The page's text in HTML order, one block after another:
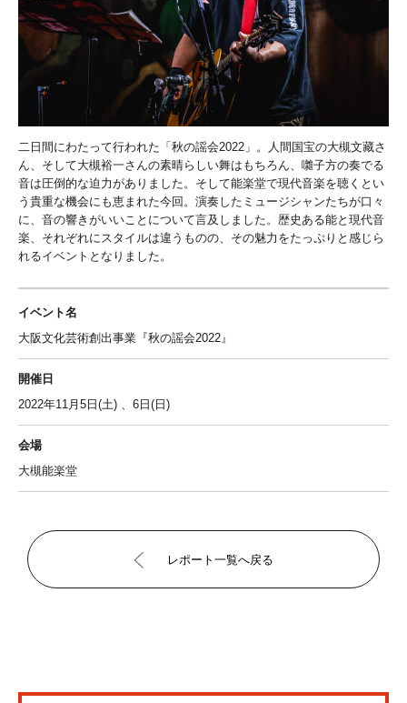
二日間にわたって行われた「秋の謡会2022」。人間国宝の大槻文藏さ
ん、そして大槻裕一さんの素晴らしい舞はもちろん、囃子方の奏でる
音は圧倒的な迫力がありました。そして能楽堂で現代音楽を聴くとい
う貴重な機会にも恵まれた今回。演奏したミュージシャンたちが口々
に、音の響きがいいことについて言及しました。歴史ある能と現代音
楽、それぞれにスタイルは違うものの、その魅力をたっぷりと感じら
れるイベントとなりました。
イベント名
大阪文化芸術創出事業『秋の謡会2022』
開催日
2022年11月5日(土) 、6日(日)
会場
大槻能楽堂
レポート一覧へ戻る